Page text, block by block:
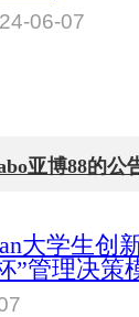
06-07
亚博88的公
大学生创
”管理决策
院校园赛